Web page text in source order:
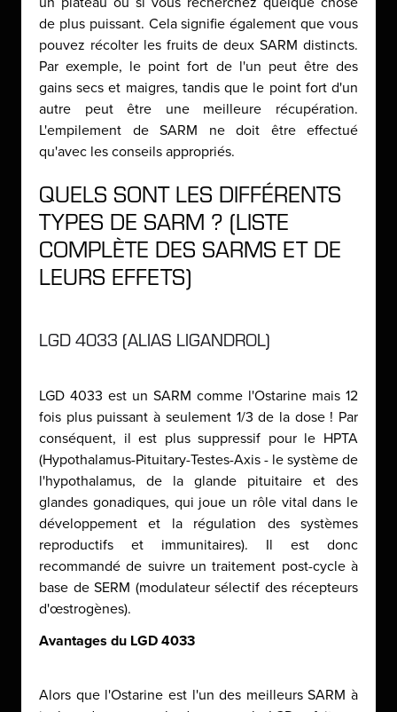
de plus puissant. Cela signifie également que vous
pouvez récolter les fruits de deux SARM distincts.
Par exemple, le point fort de l'un peut être des
gains secs et maigres, tandis que le point fort d'un
autre peut être une meilleure récupération.
L'empilement de SARM ne doit être effectué
qu'avec les conseils appropriés.
QUELS SONT LES DIFFÉRENTS
TYPES DE SARM ? (LISTE
COMPLÈTE DES SARMS ET DE
LEURS EFFETS)
LGD 4033 (ALIAS LIGANDROL)
LGD 4033 est un SARM comme l'Ostarine mais 12
fois plus puissant à seulement 1/3 de la dose ! Par
conséquent, il est plus suppressif pour le HPTA
(Hypothalamus-Pituitary-Testes-Axis - le système de
l'hypothalamus, de la glande pituitaire et des
glandes gonadiques, qui joue un rôle vital dans le
développement et la régulation des systèmes
reproductifs et immunitaires). Il est donc
recommandé de suivre un traitement post-cycle à
base de SERM (modulateur sélectif des récepteurs
d'œstrogènes).
Avantages du LGD 4033
Alors que l'Ostarine est l'un des meilleurs SARM à